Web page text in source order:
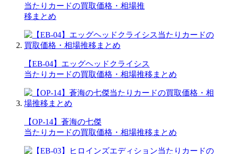
当たりカードの買取価格・相場推
移まとめ
【EB-04】エッグヘッドクライシス
当たりカードの買取価格・相場推移まとめ
【OP-14】蒼海の七傑
当たりカードの買取価格・相場推移まとめ